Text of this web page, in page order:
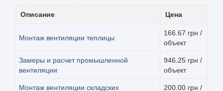
Описание Цена
Монтаж вентиляции теплицы
166.67 грн /
объект
Замеры и расчет промышленной
вентиляции
946.25 грн /
объект
Монтаж вентиляции складских
200.00 грн /